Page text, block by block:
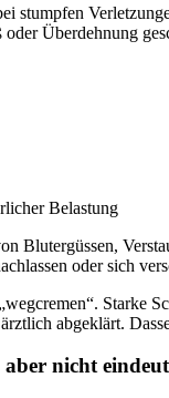
stumpfen
Überdehnung
Belastung
Blutergüssen,
oder sich
Starke
abgeklärt.
nicht